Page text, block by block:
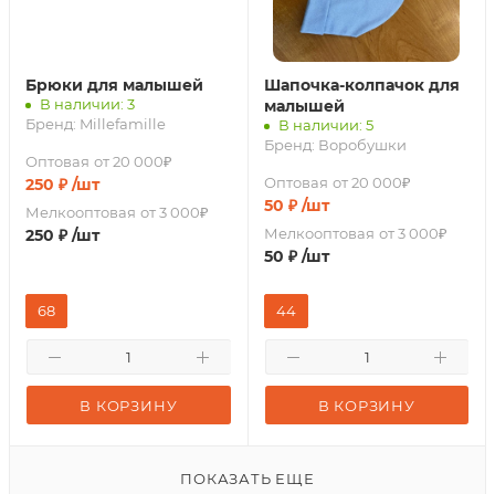
Брюки для малышей
В наличии: 3
Бренд: Millefamille
Оптовая от 20 000₽
250 ₽ /шт
Мелкооптовая от 3 000₽
250 ₽ /шт
В КОРЗИНУ
68
Шапочка-колпачок для
малышей
В наличии: 5
Бренд: Воробушки
Оптовая от 20 000₽
50 ₽ /шт
Мелкооптовая от 3 000₽
50 ₽ /шт
В КОРЗИНУ
44
ПОКАЗАТЬ ЕЩЕ